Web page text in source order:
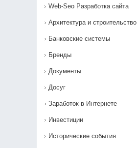
Web-Seo Разработка сайта
Архитектура и строительство
Банковские системы
Бренды
Документы
Досуг
Заработок в Интернете
Инвестиции
Исторические события